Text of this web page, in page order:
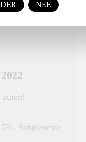
zuren!
Sangiovesse
NEE